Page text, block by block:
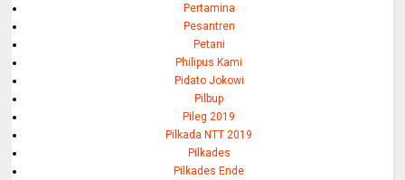
Pertamina
Pesantren
Petani
Philipus Kami
Pidato Jokowi
Pilbup
Pileg 2019
Pilkada NTT 2019
Pilkades
Pilkades Ende